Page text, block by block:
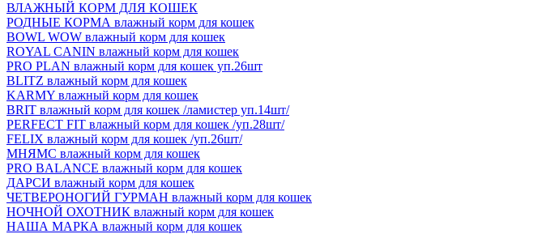
ВЛАЖНЫЙ КОРМ ДЛЯ КОШЕК
РОДНЫЕ КОРМА влажный корм для кошек
BOWL WOW влажный корм для кошек
ROYAL CANIN влажный корм для кошек
PRO PLAN влажный корм для кошек уп.26шт
BLITZ влажный корм для кошек
KARMY влажный корм для кошек
BRIT влажный корм для кошек /ламистер уп.14шт/
PERFECT FIT влажный корм для кошек /уп.28шт/
FELIX влажный корм для кошек /уп.26шт/
МНЯМС влажный корм для кошек
PRO BALANCE влажный корм для кошек
ДАРСИ влажный корм для кошек
ЧЕТВЕРОНОГИЙ ГУРМАН влажный корм для кошек
НОЧНОЙ ОХОТНИК влажный корм для кошек
НАША МАРКА влажный корм для кошек